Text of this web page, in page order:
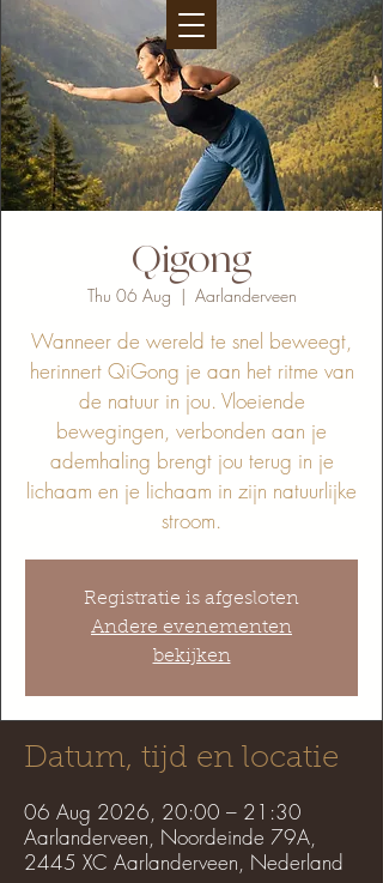
Qigong
Thu 06 Aug
  |
Aarlanderveen
Wanneer de wereld te snel beweegt,
herinnert QiGong je aan het ritme van
de natuur in jou. Vloeiende
bewegingen, verbonden aan je
ademhaling brengt jou terug in je
lichaam en je lichaam in zijn natuurlijke
stroom.
Registratie is afgesloten
Andere evenementen
bekijken
Datum, tijd en locatie
06 Aug 2026, 20:00 – 21:30
Aarlanderveen, Noordeinde 79A,
2445 XC Aarlanderveen, Nederland